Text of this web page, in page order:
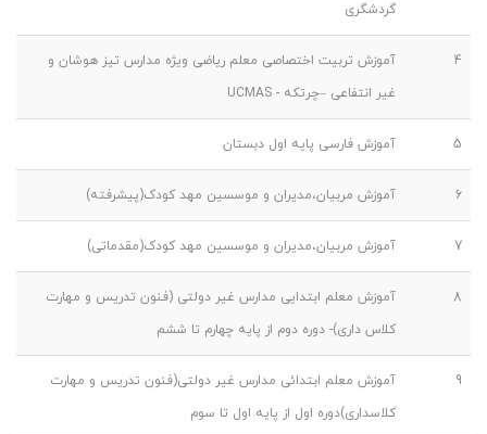
گردشگری
4
آموزش تربیت اختصاصی معلم ریاضی ویژه مدارس تیز هوشان و
غیر انتفاعی –چرتکه - UCMAS
5 آموزش فارسی پایه اول دبستان
6 آموزش مربیان،مدیران و موسسین مهد کودک(پیشرفته)
7 آموزش مربیان،مدیران و موسسین مهد کودک(مقدماتی)
8
آموزش معلم ابتدایی مدارس غیر دولتی (فنون تدریس و مهارت
کلاس داری)- دوره دوم از پایه چهارم تا ششم
9
آموزش معلم ابتدائی مدارس غیر دولتی(فنون تدریس و مهارت
کلاسداری)دوره اول از پایه اول تا سوم